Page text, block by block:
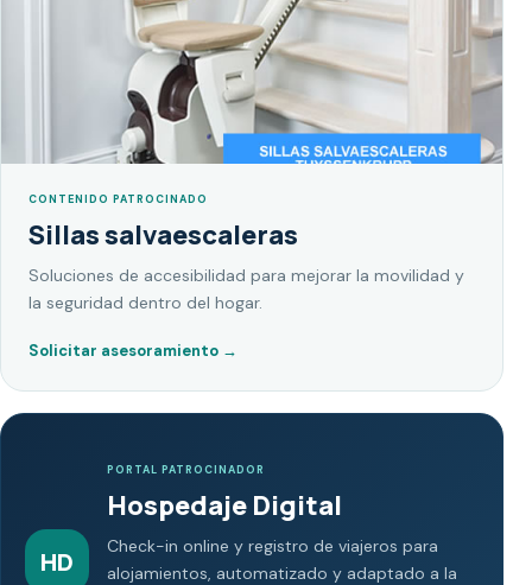
CONTENIDO PATROCINADO
Sillas salvaescaleras
Soluciones de accesibilidad para mejorar la movilidad y
la seguridad dentro del hogar.
Solicitar asesoramiento →
HD
PORTAL PATROCINADOR
Hospedaje Digital
Check-in online y registro de viajeros para
alojamientos, automatizado y adaptado a la